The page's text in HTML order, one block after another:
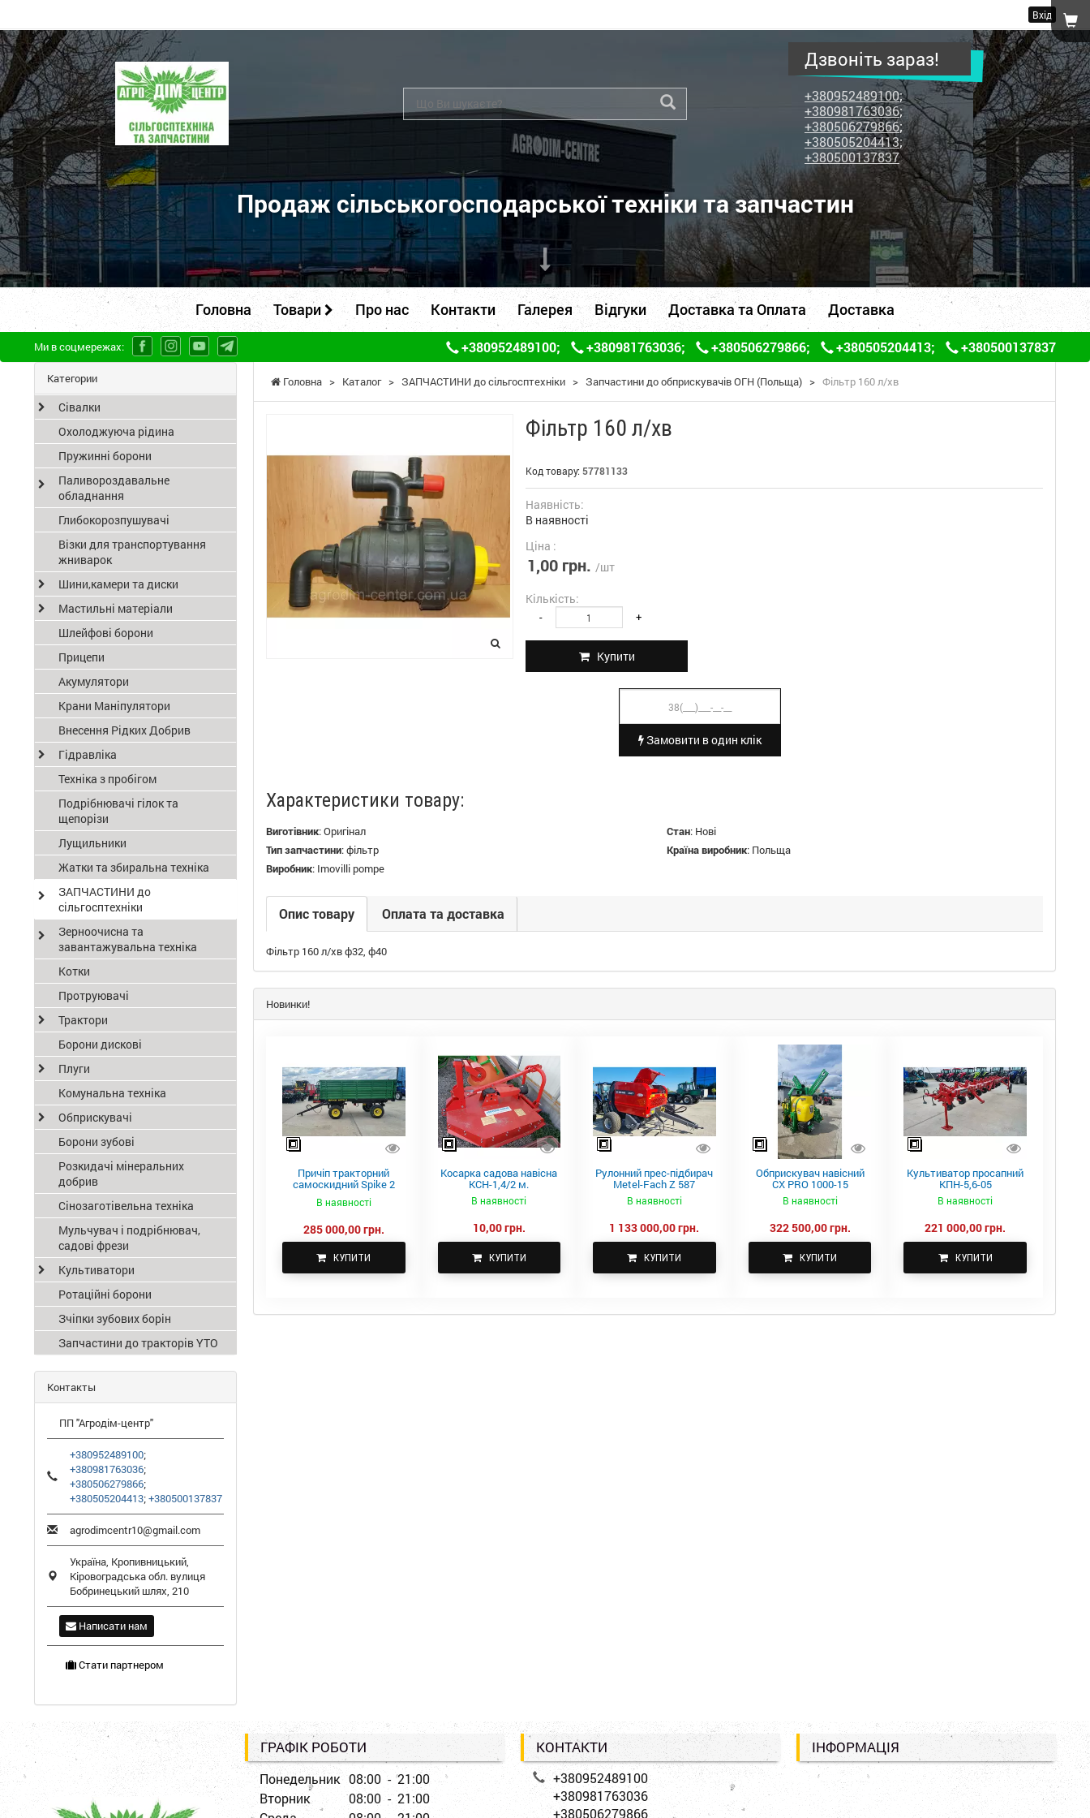
Вхід
ПП
"Агродім-
центр"
-
продаж
сільськогосподарської
техніки
та
запчастин
Дзвоніть зараз!
+380952489100;
+380981763036;
+380506279866;
+380505204413;
+380500137837
Продаж сільськогосподарської техніки та запчастин
Головна Товари Про нас Контакти Галерея Відгуки Доставка та Оплата Доставка
Ми в соцмережах: +380952489100; +380981763036; +380506279866; +380505204413; +380500137837
Головна > Каталог > ЗАПЧАСТИНИ до сільгосптехніки > Запчастини до обприскувачів ОГН (Польща) > Фільтр 160 л/хв
Фільтр 160 л/хв
Код товару: 57781133
Наявність:
В наявності
Ціна :
1,00 грн. /шт
Кількість:
- +
Купити
Замовити в один клік
Характеристики товару:
Виготівник:Оригінал Стан: Нові
Тип запчастини:фільтр Країна виробник: Польща
Виробник: Imovilli pompe
Опис товару Оплата та доставка
Фільтр 160 л/хв ф32, ф40
Новинки!
Причіп тракторний
самоскидний Spike 2
В наявності
285 000,00 грн.
КУПИТИ
Косарка садова навісна
КСН-1,4/2 м.
В наявності
10,00 грн.
КУПИТИ
Рулонний прес-підбирач
Metel-Fach Z 587
В наявності
1 133 000,00 грн.
КУПИТИ
Обприскувач навісний
CX PRO 1000-15
В наявності
322 500,00 грн.
КУПИТИ
Культиватор просапний
КПН-5,6-05
В наявності
221 000,00 грн.
КУПИТИ
Категории
Сівалки
Охолоджуюча рідина
Пружинні борони
Паливороздавальне
обладнання
Глибокорозпушувачі
Візки для транспортування
жниварок
Шини,камери та диски
Мастильні матеріали
Шлейфові борони
Прицепи
Акумулятори
Крани Маніпулятори
Внесення Рідких Добрив
Гідравліка
Техніка з пробігом
Подрібнювачі гілок та
щепорізи
Лущильники
Жатки та збиральна техніка
ЗАПЧАСТИНИ до
сільгосптехніки
Зерноочисна та
завантажувальна техніка
Котки
Протруювачі
Трактори
Борони дискові
Плуги
Комунальна техніка
Обприскувачі
Борони зубові
Розкидачі мінеральних
добрив
Сінозаготівельна техніка
Мульчувач і подрібнювач,
садові фрези
Культиватори
Ротаційні борони
Зчіпки зубових борін
Запчастини до тракторів YTO
Контакты
ПП "Агродім-центр"
+380952489100;
+380981763036;
+380506279866;
+380505204413;+380500137837
agrodimcentr10@gmail.com
Україна, Кропивницький,
Кіровоградська обл. вулиця
Бобринецький шлях, 210
Написати нам
Стати партнером
ГРАФІК РОБОТИ
Понедельник 08:00 - 21:00
Вторник
08:00 - 21:00
КОНТАКТИ
+380952489100
+380981763036
+380506279866
ІНФОРМАЦІЯ